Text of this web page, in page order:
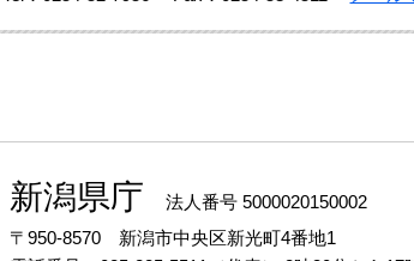
新潟県庁
法人番号 5000020150002
〒950-8570 新潟市中央区新光町4番地1